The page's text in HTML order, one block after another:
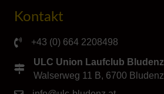
Kontakt
+43 (0) 664 2208498
ULC Union Laufclub Bludenz
Walserweg 11 B, 6700 Bludenz